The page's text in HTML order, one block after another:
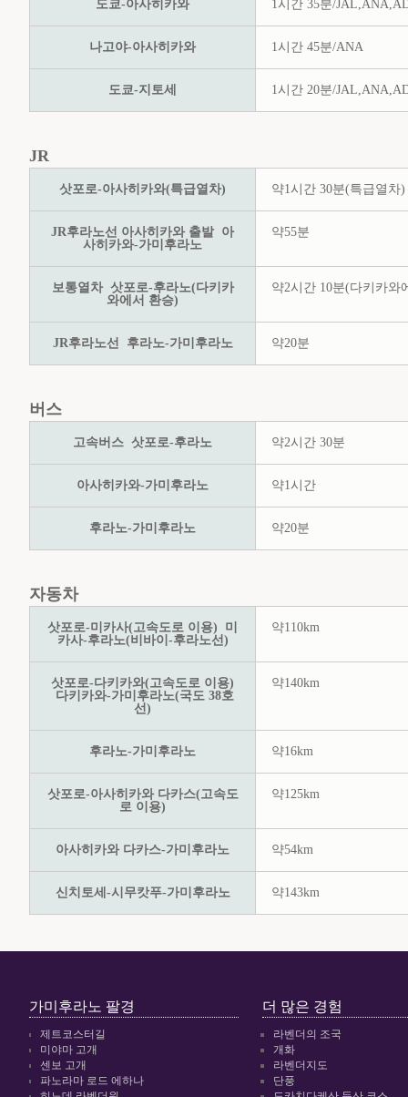
도쿄-아사히카와 1시간 35분/
나고야-아사히카와 1시간 45분/ANA
도쿄-지토세 1시간 20분/
JR
삿포로-아사히카와(특급열차) 약1시간 30분(특급열차)
JR후라노선 아사히카와 출발 아
사히카와-가미후라노
약55분
보통열차 삿포로-후라노(다키카
와에서 환승)
약2시간 10분(다키카와
JR후라노선 후라노-가미후라노 약20분
버스
고속버스 삿포로-후라노 약2시간 30분
아사히카와-가미후라노 약1시간
후라노-가미후라노 약20분
자동차
삿포로-미카사(고속도로 이용) 미
카사-후라노(비바이-후라노선)
약110km
삿포로-다키카와(고속도로 이용)
다키카와-가미후라노(국도 38호
선)
약140km
후라노-가미후라노 약16km
삿포로-아사히카와 다카스(고속도
로 이용)
약125km
아사히카와 다카스-가미후라노 약54km
신치토세-시무캇푸-가미후라노 약143km
가미후라노 팔경
제트코스터길
미야마 고개
센보 고개
파노라마 로드 에하나
더 많은 경험
라벤더의 조국
개화
라벤더지도
단풍